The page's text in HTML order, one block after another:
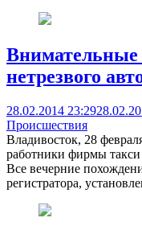
Внимательные
нетрезвого
28.02.2014 23:29
Происшествия
Владивосток, 28
работники фирмы такси
Все вечерние
регистратора,